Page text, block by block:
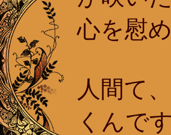
心を慰
人間て
くんで